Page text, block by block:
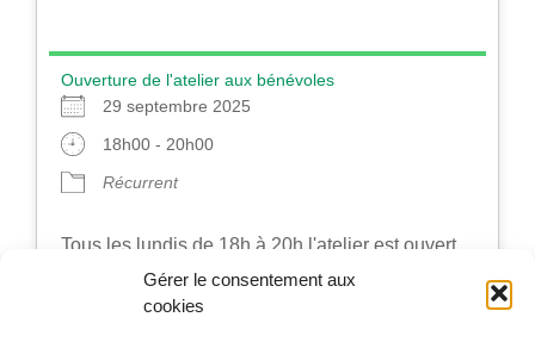
Gérer le consentement aux
cookies
Ouverture de l'atelier aux bénévoles
29 septembre 2025
18h00 - 20h00
Récurrent
Tous les lundis de 18h à 20h l'atelier est ouvert
aux bénévoles.